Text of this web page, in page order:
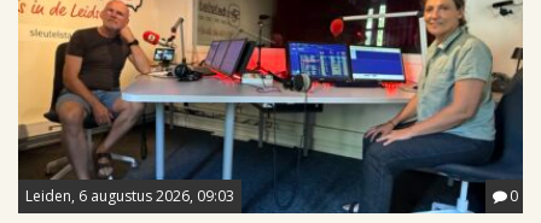
Leiden, 6 augustus 2026, 09:03 0